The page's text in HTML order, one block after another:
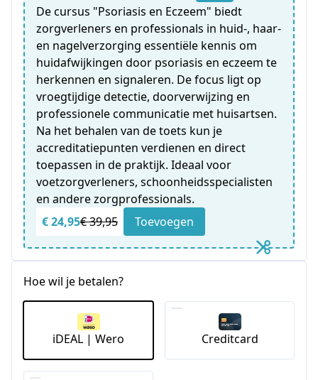
De cursus "Psoriasis en Eczeem" biedt
zorgverleners en professionals in huid-, haar-
en nagelverzorging essentiële kennis om
huidafwijkingen door psoriasis en eczeem te
herkennen en signaleren. De focus ligt op
vroegtijdige detectie, doorverwijzing en
professionele communicatie met huisartsen.
Na het behalen van de toets kun je
accreditatiepunten verdienen en direct
toepassen in de praktijk. Ideaal voor
voetzorgverleners, schoonheidsspecialisten
en andere zorgprofessionals.
€ 24,95€ 39,95 Toevoegen
Hoe wil je betalen?
iDEAL | Wero Creditcard